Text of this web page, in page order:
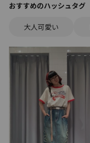
おすすめのハッシュタグ
大人可愛い